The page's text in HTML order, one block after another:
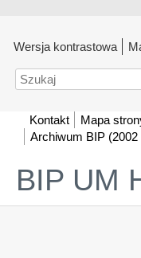
Wersja kontrastowa
Szukaj
Kontakt Mapa
Archiwum BIP (2002
BIP UM